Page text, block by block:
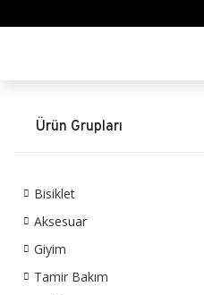
Ürün Grupları
Bisiklet
Aksesuar
Giyim
Tamir Bakım